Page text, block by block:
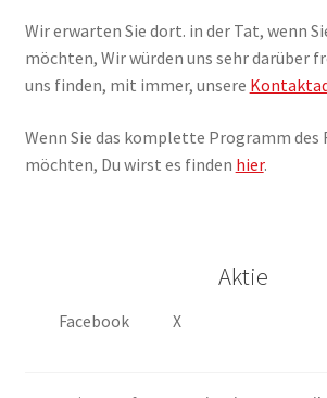
Wir erwarten Sie dort. in der Tat, wenn
möchten, Wir würden uns sehr darüber
uns finden, mit immer, unsere
Wenn Sie das komplette Programm des
möchten, Du wirst es finden hier.
Aktie
Facebook X